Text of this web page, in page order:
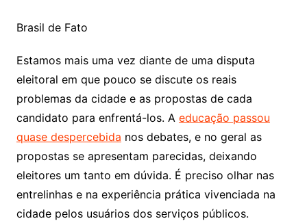
Brasil de Fato
Estamos mais uma vez diante de uma disputa
eleitoral em que pouco se discute os reais
problemas da cidade e as propostas de cada
candidato para enfrentá-los. A educação passou
quase despercebida nos debates, e no geral as
propostas se apresentam parecidas, deixando
eleitores um tanto em dúvida. É preciso olhar nas
entrelinhas e na experiência prática vivenciada na
cidade pelos usuários dos serviços públicos.